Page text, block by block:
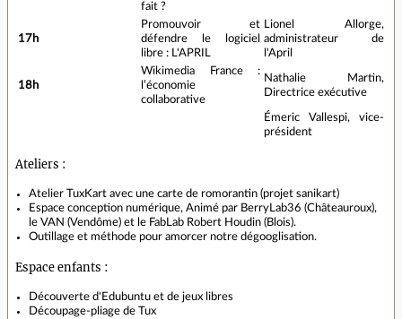
fait ?
17h
Promouvoir et
défendre le logiciel
libre : L'APRIL
Lionel Allorge,
administrateur de
l'April
18h
Wikimedia France :
l’économie
collaborative
Nathalie Martin,
Directrice exécutive
Émeric Vallespi, vice-
président
Ateliers :
Atelier TuxKart avec une carte de romorantin (projet sanikart)
Espace conception numérique, Animé par BerryLab36 (Châteauroux),
le VAN (Vendôme) et le FabLab Robert Houdin (Blois).
Outillage et méthode pour amorcer notre dégooglisation.
Espace enfants :
Découverte d'Edubuntu et de jeux libres
Découpage-pliage de Tux